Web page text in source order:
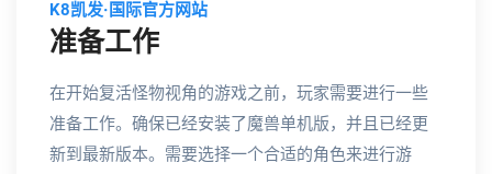
K8凯发·国际官方网站
准备工作
在开始复活怪物视角的游戏之前，玩家需要进行一些
准备工作。确保已经安装了魔兽单机版，并且已经更
新到最新版本。需要选择一个合适的角色来进行游